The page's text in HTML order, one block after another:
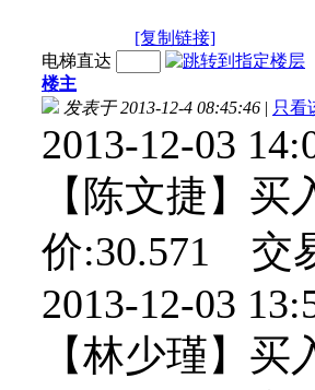
[复制链接]
电梯直达
楼主
发表于 2013-12-4 08:45:46 | 只看
2013-12-03
【陈文捷】买
价:30.571 交
2013-12-03
【林少瑾】买